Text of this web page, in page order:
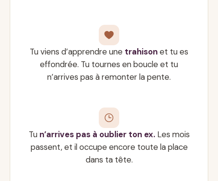
Tu viens d’apprendre une trahisonet tu es
effondrée. Tu tournes en boucle et tu
n’arrives pas à remonter la pente.
Tu n’arrives pas à oublier ton ex.Les mois
passent, et il occupe encore toute la place
dans ta tête.